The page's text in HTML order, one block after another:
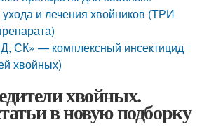
и лечения хвойников (ТРИ
СК» — комплексный инсектицид
хвойных)
хвойных.
в новую подборку